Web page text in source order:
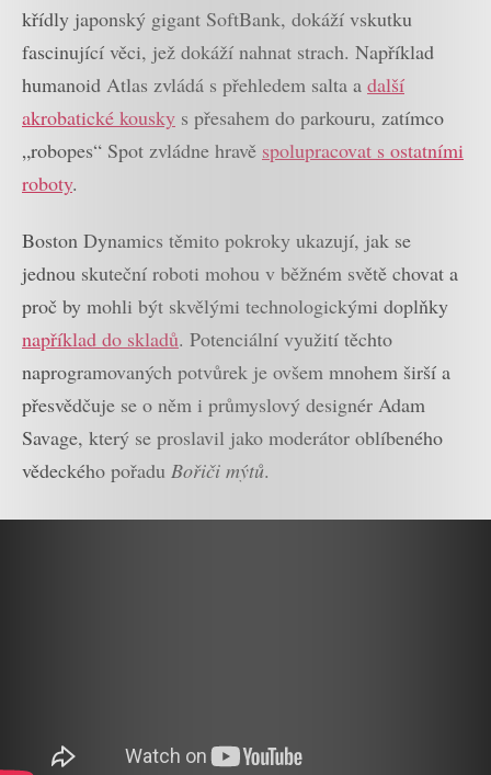
křídly japonský gigant SoftBank, dokáží vskutku
fascinující věci, jež dokáží nahnat strach. Například
humanoid Atlas zvládá s přehledem salta a další
akrobatické kousky s přesahem do parkouru, zatímco
„robopes“ Spot zvládne hravě spolupracovat s ostatními
roboty.
Boston Dynamics těmito pokroky ukazují, jak se
jednou skuteční roboti mohou v běžném světě chovat a
proč by mohli být skvělými technologickými doplňky
například do skladů. Potenciální využití těchto
naprogramovaných potvůrek je ovšem mnohem širší a
přesvědčuje se o něm i průmyslový designér Adam
Savage, který se proslavil jako moderátor oblíbeného
vědeckého pořadu Bořiči mýtů.